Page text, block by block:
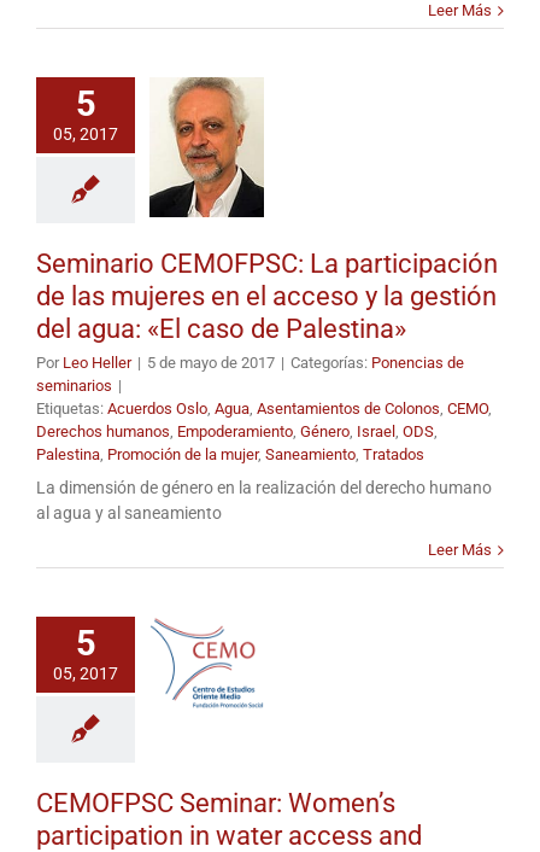
Leer Más
5
05, 2017
Seminario CEMOFPSC: La participación
de las mujeres en el acceso y la gestión
del agua: «El caso de Palestina»
Por Leo Heller | 5 de mayo de 2017 | Categorías: Ponencias de
seminarios |
Etiquetas: Acuerdos Oslo, Agua, Asentamientos de Colonos, CEMO,
Derechos humanos, Empoderamiento, Género, Israel , ODS,
Palestina, Promoción de la mujer, Saneamiento, Tratados
La dimensión de género en la realización del derecho humano
al agua y al saneamiento
Leer Más
5
05, 2017
CEMOFPSC Seminar: Women’s
participation in water access and